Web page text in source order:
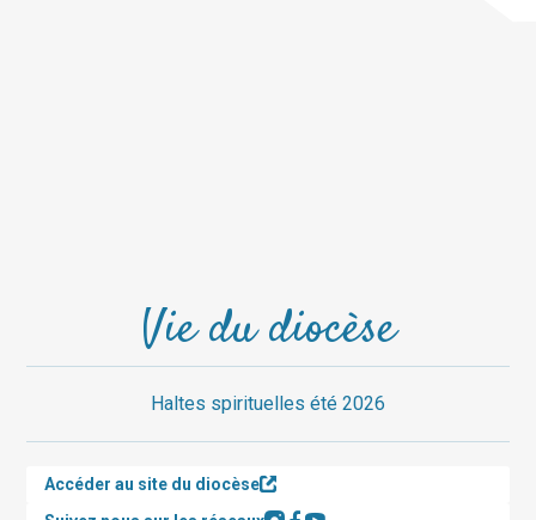
Vie du diocèse
Haltes spirituelles été 2026
Accéder au site du diocèse